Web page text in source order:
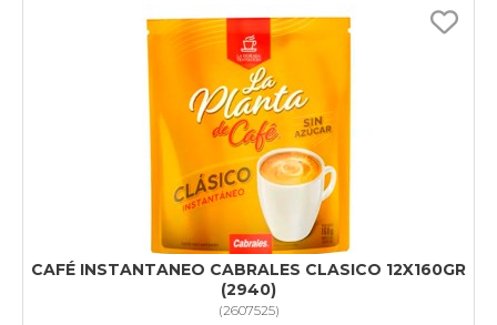
CAFÉ INSTANTANEO CABRALES CLASICO 12X160GR
(2940)
(2607525)